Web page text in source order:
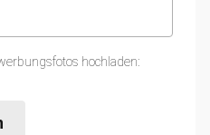
hochladen: